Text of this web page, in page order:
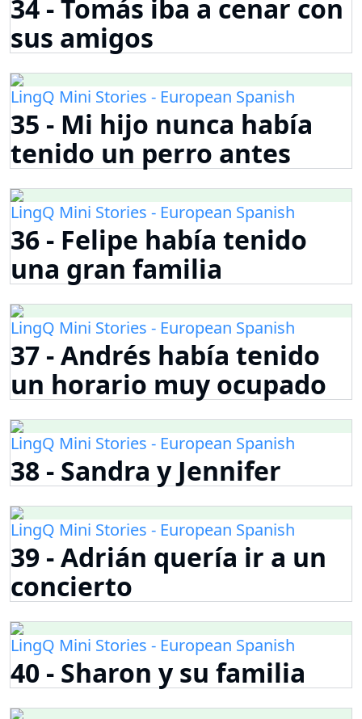
34 - Tomás iba a cenar con
sus amigos
LingQ Mini Stories - European Spanish
35 - Mi hijo nunca había
tenido un perro antes
LingQ Mini Stories - European Spanish
36 - Felipe había tenido
una gran familia
LingQ Mini Stories - European Spanish
37 - Andrés había tenido
un horario muy ocupado
LingQ Mini Stories - European Spanish
38 - Sandra y Jennifer
LingQ Mini Stories - European Spanish
39 - Adrián quería ir a un
concierto
LingQ Mini Stories - European Spanish
40 - Sharon y su familia